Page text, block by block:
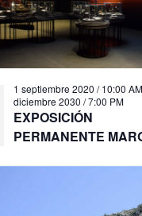
EXPOSICIÓN
PERMANENTE
1 septiembre 2020 / 10:00 AM
diciembre 2030 / 7:00 PM